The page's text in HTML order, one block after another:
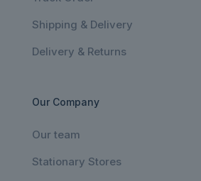
Shipping & Delivery
Delivery & Returns
Our Company
Our team
Stationary Stores